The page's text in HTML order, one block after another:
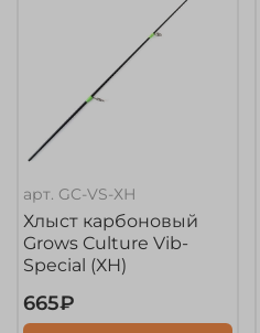
арт. GC-VS-ХН
Хлыст карбоновый
Grows Culture Vib-
Special (ХН)
665₽